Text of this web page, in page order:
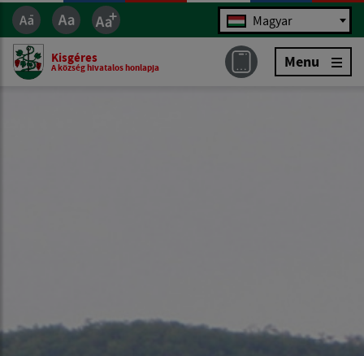
Jazyk Magyar
Kisgéres
A község hivatalos honlapja Menu